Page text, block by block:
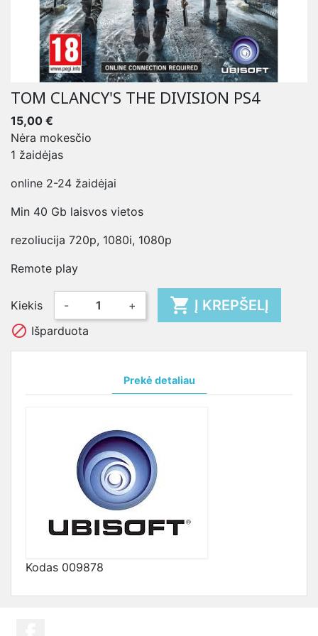
TOM CLANCY'S THE DIVISION PS4
15,00 €
Nėra mokesčio
1 žaidėjas
online 2-24 žaidėjai
Min 40 Gb laisvos vietos
rezoliucija 720p, 1080i, 1080p
Remote play
Kiekis - +  Į KREPŠELĮ
 Išparduota
Prekė detaliau
Kodas 009878